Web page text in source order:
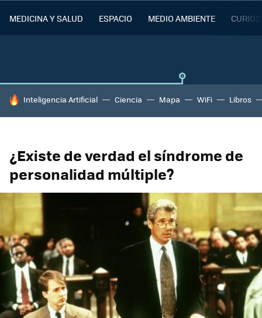
MEDICINA Y SALUD ESPACIO MEDIO AMBIENTE
HOY SE HABLA DE
Inteligencia Artificial Ciencia Mapa WiFi Libros
¿Existe de verdad el síndrome de
personalidad múltiple?